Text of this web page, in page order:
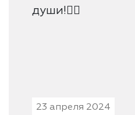
души!👍🏻
23 апреля 2024